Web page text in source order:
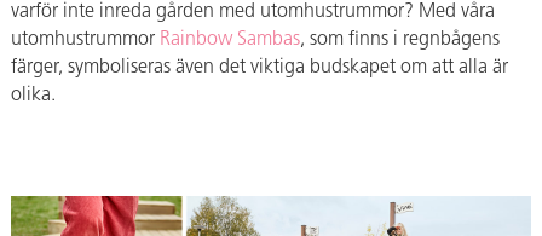
varför inte inreda gården med utomhustrummor? Med våra
utomhustrummor Rainbow Sambas, som finns i regnbågens
färger, symboliseras även det viktiga budskapet om att alla är
olika.